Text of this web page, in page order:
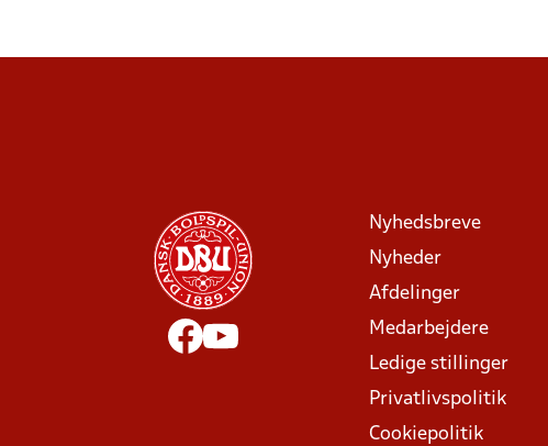
Nyhedsbreve
Nyheder
Afdelinger
Medarbejdere
Ledige stillinger
Privatlivspolitik
Cookiepolitik